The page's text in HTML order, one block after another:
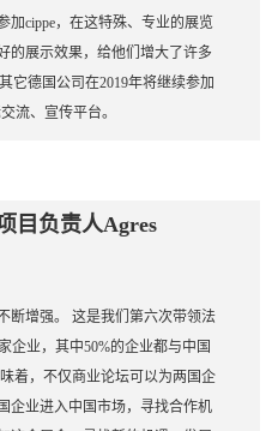
加cippe，在这特殊、专业的展览
的展示效果，给他们增大了许多
它德国公司在2019年将继续参加
流、宣传平台。
目负责人Agres
断增强。 这是我们第六次带领法
企业，其中50%的企业都与中国
着，不仅商业论坛可以为两国企
企业进入中国市场，寻找合作机